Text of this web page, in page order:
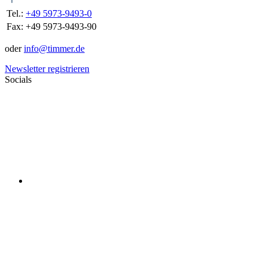
Tel.: +49 5973-9493-0
Fax: +49 5973-9493-90
oderinfo@timmer.de
Newsletter registrieren
Socials